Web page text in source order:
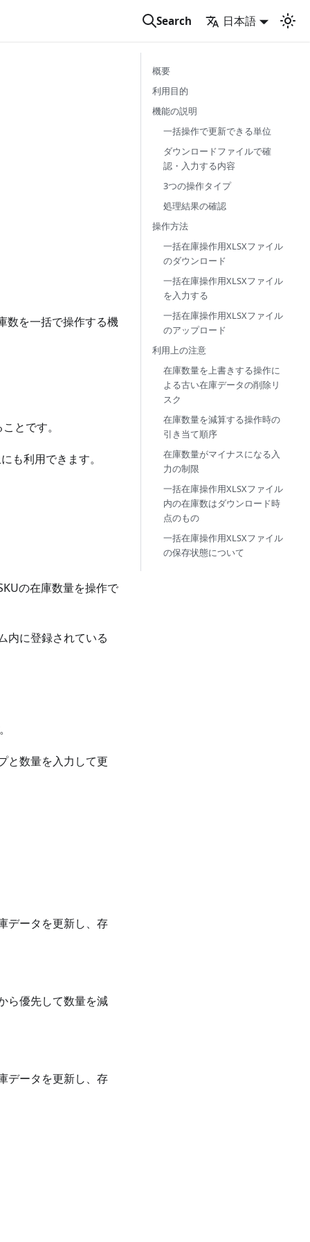
Search 日本語
数を一括で操作する機
とです。
も利用できます。
の在庫数量を操作で
内に登録されている
と数量を入力して更
データを更新し、存
ら優先して数量を減
データを更新し、存
概要
利用目的
機能の説明
一括操作で更新できる単位
ダウンロードファイルで確
認・入力する内容
3つの操作タイプ
処理結果の確認
操作方法
一括在庫操作用XLSXファイル
のダウンロード
一括在庫操作用XLSXファイル
を入力する
一括在庫操作用XLSXファイル
のアップロード
利用上の注意
在庫数量を上書きする操作に
よる古い在庫データの削除リ
スク
在庫数量を減算する操作時の
引き当て順序
在庫数量がマイナスになる入
力の制限
一括在庫操作用XLSXファイル
内の在庫数はダウンロード時
点のもの
一括在庫操作用XLSXファイル
の保存状態について